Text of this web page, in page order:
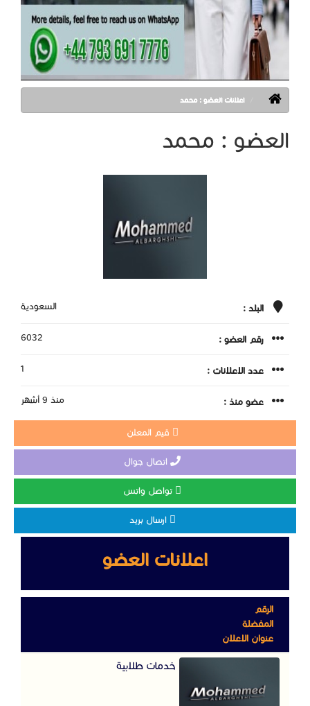
اعلانات العضو : محمد
العضو : محمد
البلد : السعودية
رقم العضو : 6032
عدد الاعلانات : 1
عضو منذ : منذ 9 أشهر
قيم المعلن
اتصال جوال
تواصل واتس
ارسال بريد
اعلانات العضو
الرقم
المفضلة
عنوان الاعلان
خدمات طلابية